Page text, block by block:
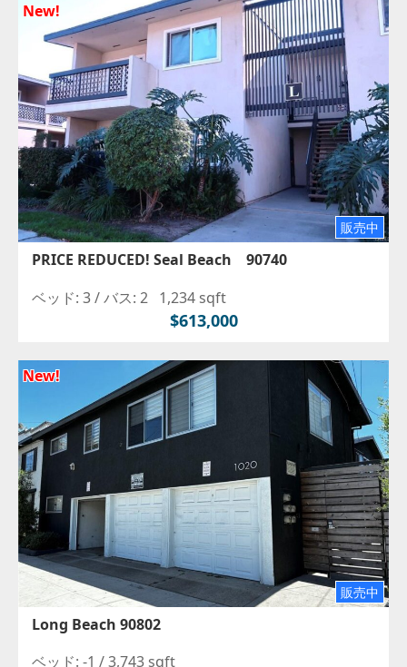
New!
販売中
PRICE REDUCED! Seal Beach 90740
ベッド: 3 /バス: 2 1,234 sqft
$613,000
New!
販売中
Long Beach 90802
ベッド: -1 /3,743 sqft